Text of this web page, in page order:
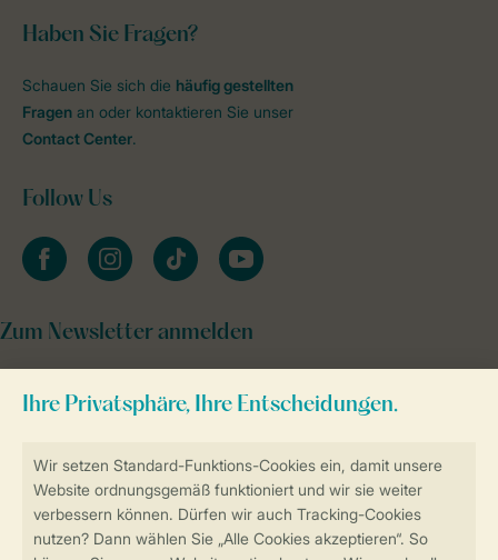
Sicher und schnell zur Online-Buchung
Haben Sie Fragen?
Schauen Sie sich die häufig gestellten
Fragen an oder kontaktieren Sie unser
Contact Center.
Follow Us
facebookinstagramtiktok youtube
Zum Newsletter anmelden